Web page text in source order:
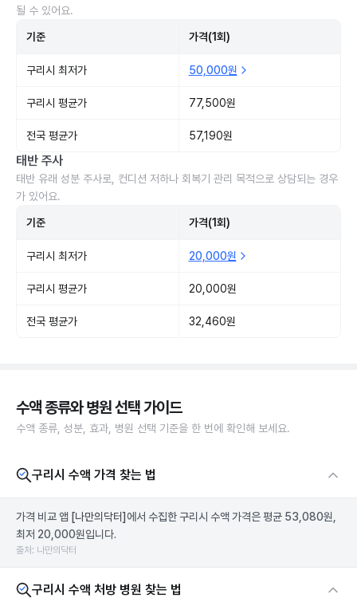
될 수 있어요.
기준 가격(1회)
구리시 최저가 50,000원
구리시 평균가 77,500원
전국 평균가 57,190원
태반 주사
태반 유래 성분 주사로, 컨디션 저하나 회복기 관리 목적으로 상담되는 경우
가 있어요.
기준 가격(1회)
구리시 최저가 20,000원
구리시 평균가 20,000원
전국 평균가 32,460원
수액 종류와 병원 선택 가이드
수액 종류, 성분, 효과, 병원 선택 기준을 한 번에 확인해 보세요.
구리시 수액 가격 찾는 법
가격 비교 앱 [나만의닥터] 에서 수집한 구리시 수액 가격은 평균 53,080원,
최저 20,000원입니다.
출처: 나만의닥터
구리시 수액 처방 병원 찾는 법